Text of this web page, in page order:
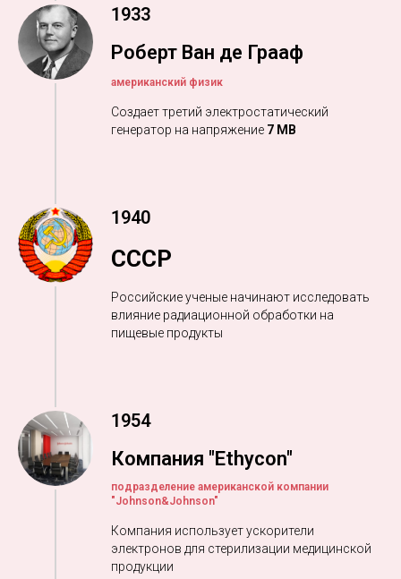
1933
Роберт Ван де Грааф
американский физик
Создает третий электростатический
генератор на напряжение 7 МВ
1940
СССР
Российские ученые начинают исследовать
влияние радиационной обработки на
пищевые продукты
1954
Компания "Ethycon"
подразделение американской компании
"Johnson&Johnson"
Компания использует ускорители
электронов для стерилизации медицинской
продукции